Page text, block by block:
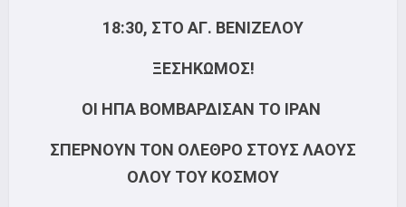
18:30, ΣΤΟ ΑΓ. ΒΕΝΙΖΕΛΟΥ
ΞΕΣΗΚΩΜΟΣ!
ΟΙ ΗΠΑ ΒΟΜΒΑΡΔΙΣΑΝ ΤΟ ΙΡΑΝ
ΣΠΕΡΝΟΥΝ ΤΟΝ ΟΛΕΘΡΟ ΣΤΟΥΣ ΛΑΟΥΣ
ΟΛΟΥ ΤΟΥ ΚΟΣΜΟΥ